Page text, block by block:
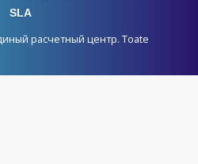
SLA
расчетный центр. Toate